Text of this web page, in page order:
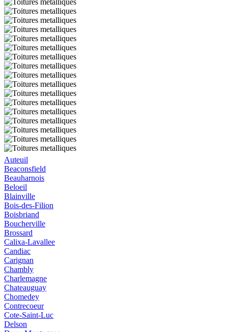
Auteuil
Beaconsfield
Beauharnois
Beloeil
Blainville
Bois-des-Filion
Boisbriand
Boucherville
Brossard
Calixa-Lavallee
Candiac
Carignan
Chambly
Charlemagne
Chateauguay
Chomedey
Contrecoeur
Cote-Saint-Luc
Delson